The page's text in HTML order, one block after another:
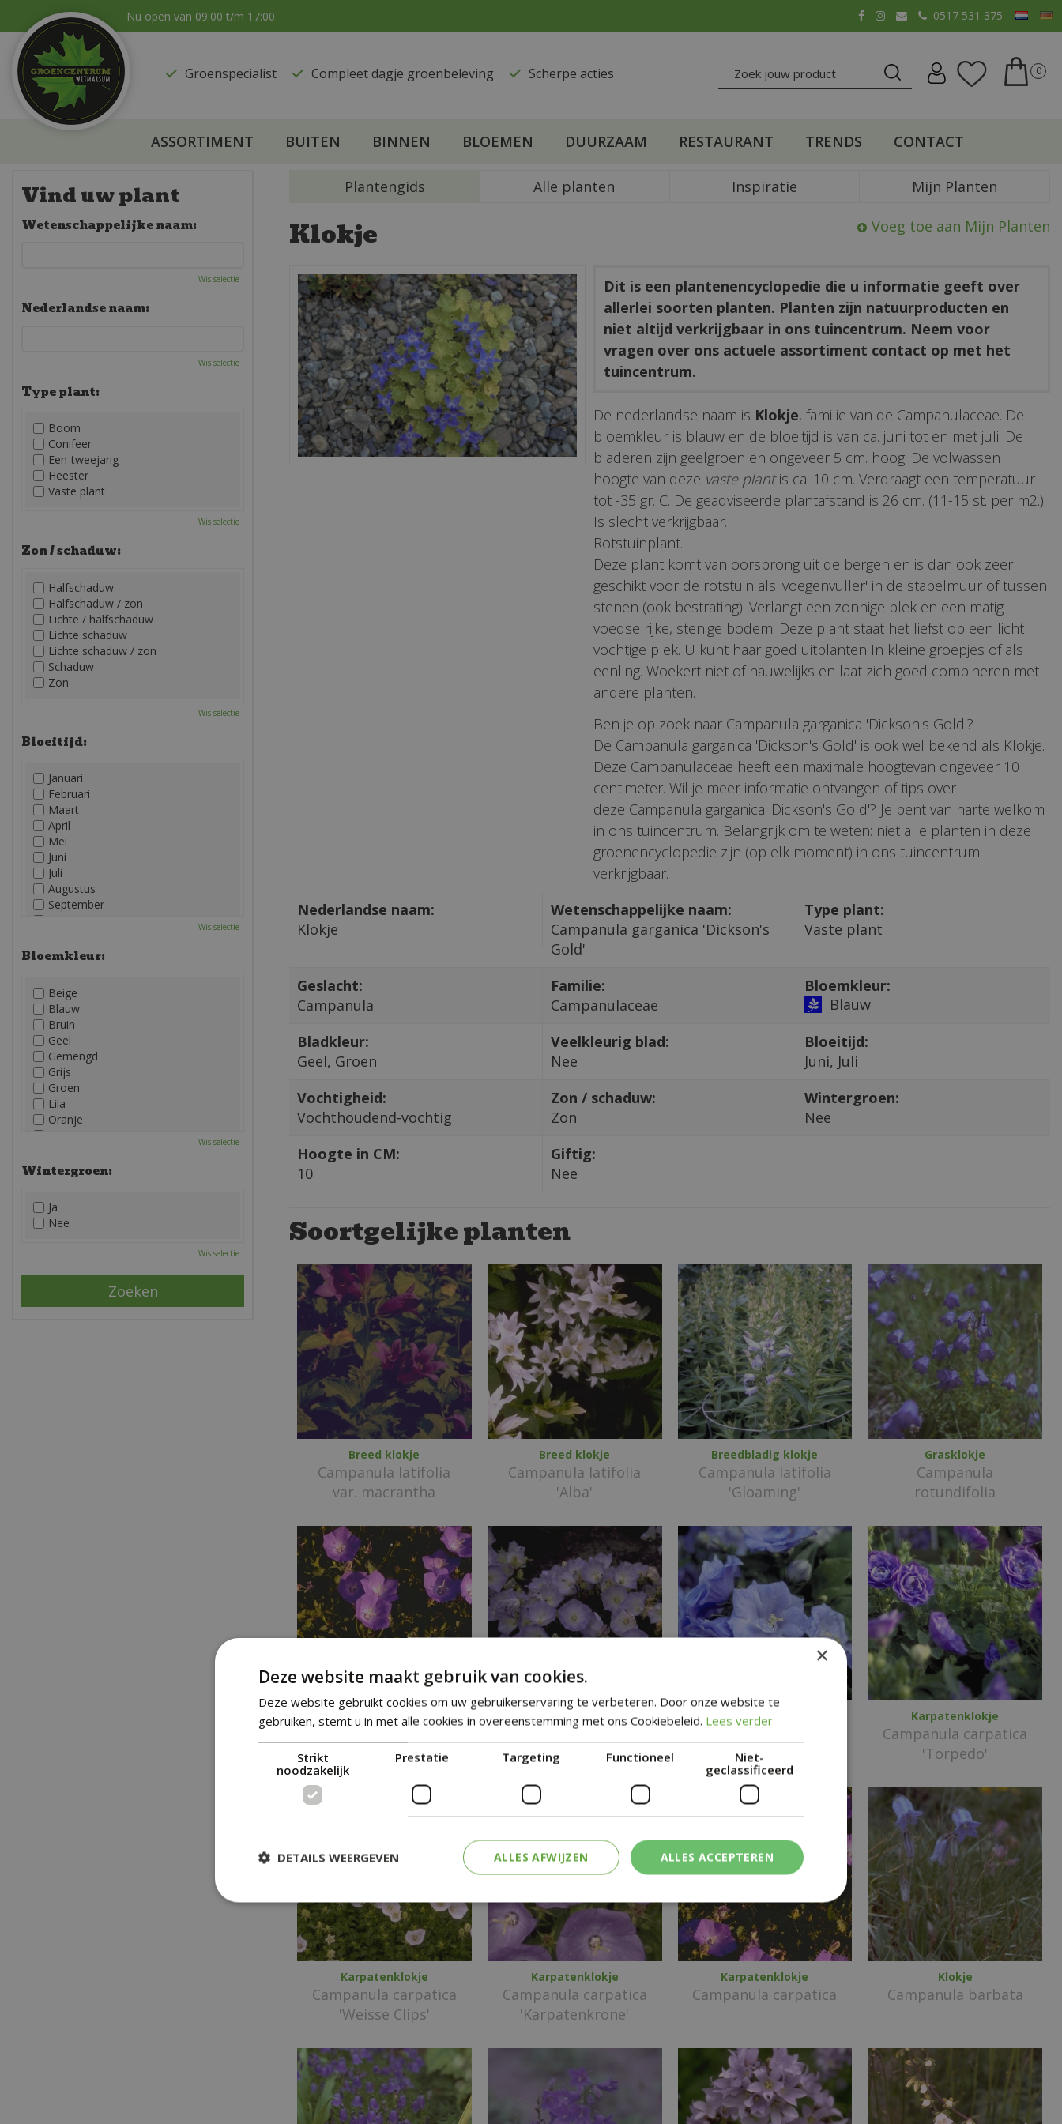
naar
content
Nu open van 09:00 t/m 17:00 0517 531 375
Groenspecialist ​Compleet dagje groenbeleving ​Scherpe acties
ASSORTIMENT BUITEN BINNEN BLOEMEN DUURZAAM RESTAURANT TRENDS CONTACT
Plantengids Alle planten Inspiratie Mijn Planten
Klokje Voeg toe aan Mijn Planten
Dit is een plantenencyclopedie die u informatie geeft over
allerlei soorten planten. Planten zijn natuurproducten en
niet altijd verkrijgbaar in ons tuincentrum. Neem voor
vragen over ons actuele assortiment contact op met het
tuincentrum.
De nederlandse naam is Klokje, familie van de Campanulaceae. De
bloemkleur is blauw en de bloeitijd is van ca. juni tot en met juli. De
bladeren zijn geelgroen en ongeveer 5 cm. hoog. De volwassen
hoogte van deze vaste plantis ca. 10 cm. Verdraagt een temperatuur
tot -35 gr. C. De geadviseerde plantafstand is 26 cm. (11-15 st. per m2.)
Is slecht verkrijgbaar.
Rotstuinplant.
Deze plant komt van oorsprong uit de bergen en is dan ook zeer
geschikt voor de rotstuin als 'voegenvuller' in de stapelmuur of tussen
stenen (ook bestrating). Verlangt een zonnige plek en een matig
voedselrijke, stenige bodem. Deze plant staat het liefst op een licht
vochtige plek. U kunt haar goed uitplanten In kleine groepjes of als
eenling. Woekert niet of nauwelijks en laat zich goed combineren met
andere planten.
Ben je op zoek naar Campanula garganica 'Dickson's Gold'?
De Campanula garganica 'Dickson's Gold' is ook wel bekend als Klokje.
Deze Campanulaceae heeft een maximale hoogtevan ongeveer 10
centimeter. Wil je meer informatie ontvangen of tips over
deze Campanula garganica 'Dickson's Gold'? Je bent van harte welkom
in ons tuincentrum. Belangrijk om te weten: niet alle planten in deze
groenencyclopedie zijn (op elk moment) in ons tuincentrum
verkrijgbaar.
Nederlandse naam:
Klokje
Wetenschappelijke naam:
Campanula garganica 'Dickson's
Gold'
Type plant:
Vaste plant
Geslacht:
Campanula
Familie:
Campanulaceae
Bloemkleur:
Blauw
Bladkleur:
Geel, Groen
Veelkleurig blad:
Nee
Bloeitijd:
Juni, Juli
Vochtigheid:
Vochthoudend-vochtig
Zon / schaduw:
Zon
Wintergroen:
Nee
Hoogte in CM:
10
Giftig:
Nee
Soortgelijke planten
Breed klokje
Campanula latifolia
var. macrantha
Breed klokje
Campanula latifolia
'Alba'
Breedbladig klokje
Campanula latifolia
'Gloaming'
Grasklokje
Campanula
rotundifolia
Karpatenklokje
Campanula carpatica
Karpatenklokje
Campanula carpatica
'Blue Moonlight'
Karpatenklokje
'Blue Wonder'
Karpatenklokje
Campanula carpatica
'Torpedo'
Karpatenklokje
Campanula carpatica
'Weisse Clips'
Karpatenklokje
Campanula carpatica
'Karpatenkrone'
Karpatenklokje
Campanula carpatica
Klokje
Campanula barbata
Vind uw plant
Wetenschappelijke naam:
Wis selectie
Nederlandse naam:
Wis selectie
Type plant:
Boom
Conifeer
Een-tweejarig
Heester
Vaste plant
Wis selectie
Zon / schaduw:
Halfschaduw
Halfschaduw / zon
Lichte / halfschaduw
Lichte schaduw
Lichte schaduw / zon
Schaduw
Zon
Wis selectie
Bloeitijd:
Januari
Februari
Maart
April
Mei
Juni
Juli
Augustus
September
December
Wis selectie
Bloemkleur:
Beige
Blauw
Bruin
Geel
Gemengd
Grijs
Groen
Lila
Oranje
Roze
Wis selectie
Wintergroen:
Ja
Nee
Wis selectie
×
Deze website maakt gebruik van cookies.
Deze website gebruikt cookies om uw gebruikerservaring te verbeteren. Door onze website te
gebruiken, stemt u in met alle cookies in overeenstemming met ons Cookiebeleid. Lees verder
Strikt
noodzakelijk
Prestatie Targeting Functioneel
Niet-
geclassificeerd
ALLES ACCEPTEREN
ALLES AFWIJZEN
DETAILS WEERGEVEN